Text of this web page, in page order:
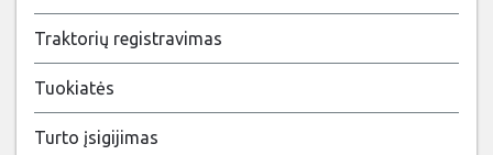
Traktorių registravimas
Tuokiatės
Turto įsigijimas